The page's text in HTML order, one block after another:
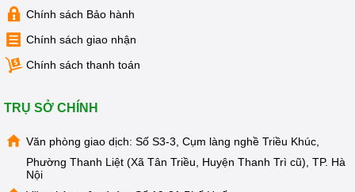
Chính sách Bảo hành
Chính sách giao nhận
Chính sách thanh toán
TRỤ SỞ CHÍNH
Văn phòng giao dịch: Số S3-3, Cụm làng nghề Triều Khúc,
Phường Thanh Liệt (Xã Tân Triều, Huyện Thanh Trì cũ), TP. Hà
Nội